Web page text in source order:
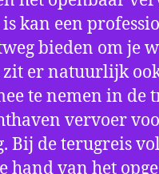
kan een
bieden om je
zit er natuurlijk
te nemen in de
vervoer
Bij de terugreis
hand van het